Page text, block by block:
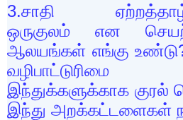
3.சாதி
ஒருகுலம் என
ஆலயங்கள் எங்கு உண்டு
வழிபாட்டுரிமை
இந்துக்களுக்காக
இந்து அறக்கட்டளைகள்